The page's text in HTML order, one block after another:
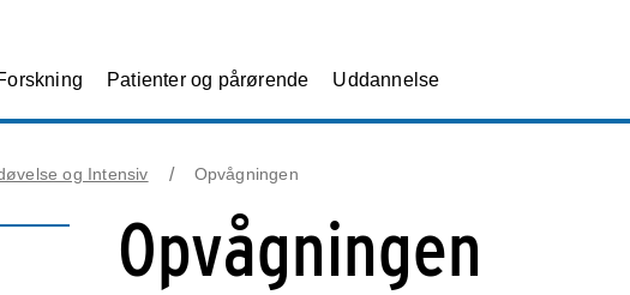
Patienter og pårørende Uddannelse
og Intensiv Opvågningen
Opvågningen